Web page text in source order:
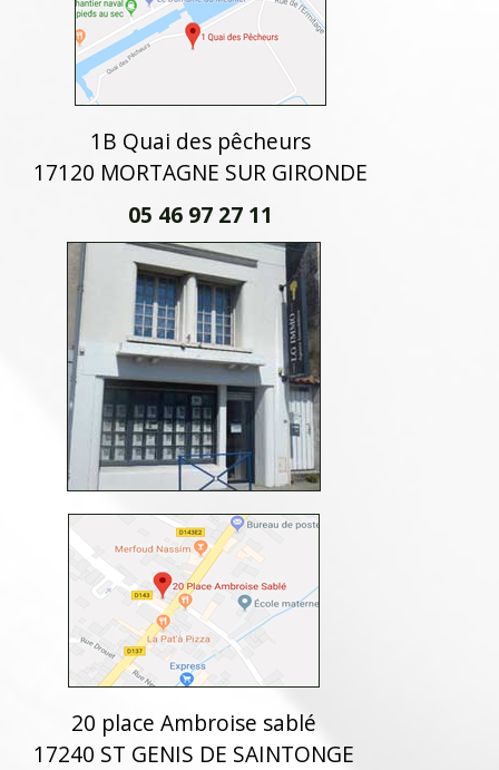
1B Quai des pêcheurs
17120 MORTAGNE SUR GIRONDE
05 46 97 27 11
20 place Ambroise sablé
17240 ST GENIS DE SAINTONGE